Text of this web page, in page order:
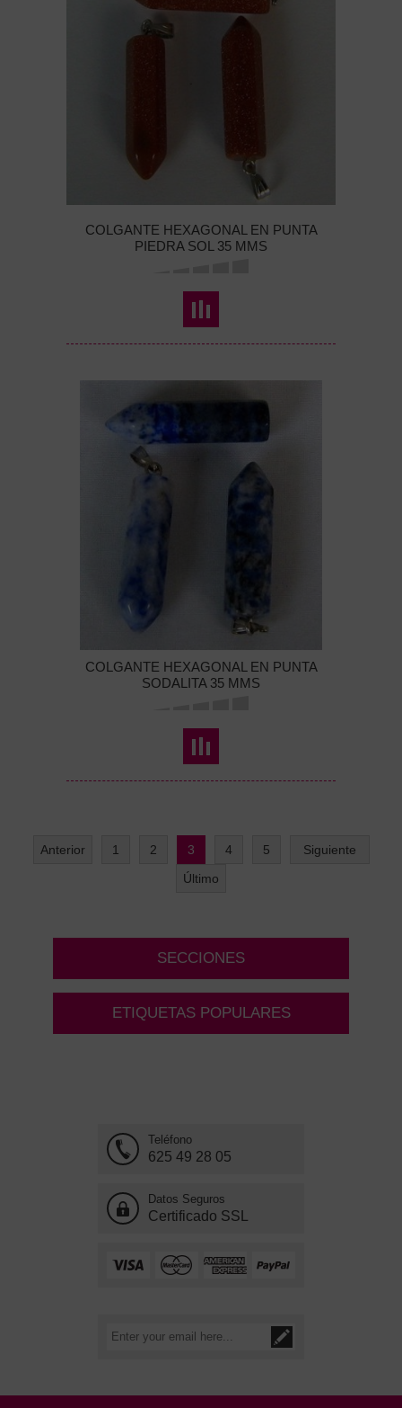
COLGANTE HEXAGONAL EN PUNTA
PIEDRA SOL 35 MMS
COLGANTE HEXAGONAL EN PUNTA
SODALITA 35 MMS
Anterior 1 2 3 4 5
Siguiente
Último
SECCIONES
ETIQUETAS POPULARES
Teléfono
625 49 28 05
Datos Seguros
Certificado SSL